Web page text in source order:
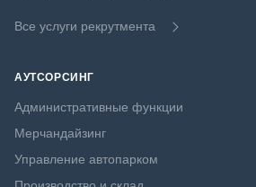
Все услуги рекрутмента
АУТСОРСИНГ
Административные функции
Мерчандайзинг
Управление автопарком